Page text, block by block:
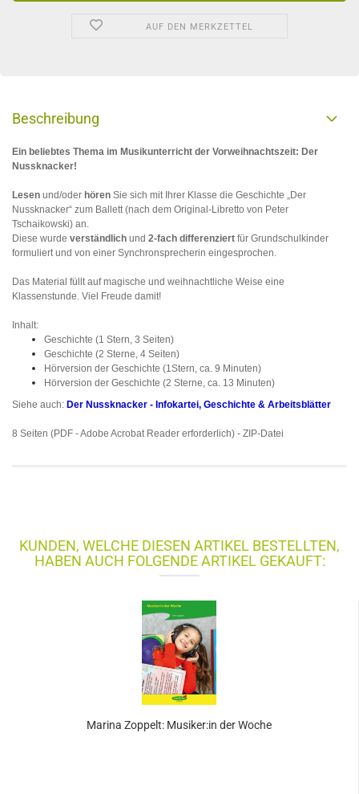
AUF DEN MERKZETTEL
Beschreibung
Ein beliebtes Thema im Musikunterricht der Vorweihnachtszeit: Der
Nussknacker!
Lesen und/oder hören Sie sich mit Ihrer Klasse die Geschichte „Der
Nussknacker“ zum Ballett (nach dem Original-Libretto von Peter
Tschaikowski) an.
Diese wurde verständlich und 2-fach differenziert für Grundschulkinder
formuliert und von einer Synchronsprecherin eingesprochen.
Das Material füllt auf magische und weihnachtliche Weise eine
Klassenstunde. Viel Freude damit!
Inhalt:
Geschichte (1 Stern, 3 Seiten)
Geschichte (2 Sterne, 4 Seiten)
Hörversion der Geschichte (1Stern, ca. 9 Minuten)
Hörversion der Geschichte (2 Sterne, ca. 13 Minuten)
Siehe auch: Der Nussknacker - Infokartei, Geschichte & Arbeitsblätter
8 Seiten (PDF - Adobe Acrobat Reader erforderlich) - ZIP-Datei
KUNDEN, WELCHE DIESEN ARTIKEL BESTELLTEN,
HABEN AUCH FOLGENDE ARTIKEL GEKAUFT:
Marina Zoppelt: Musiker:in der Woche